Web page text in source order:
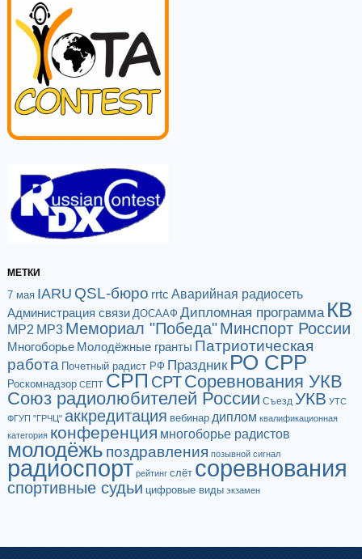
МЕТКИ
7 мая IARU QSL-бюро rrtc Аварийная радиосеть
Администрация связи ДОСААФ Дипломная программа КВ
МР2 МР3 Мемориал "Победа"Минспорт России
Многоборье Молодёжные гранты Патриотическая
работа Почетный радист РФ Праздник РО СРР
Роскомнадзор СЕПТ СРП СРТСоревнования УКВ
Союз радиолюбителей России Съезд УКВ УТС
ФГУП "ГРЧЦ" аккредитация вебинар диплом квалификационная
категория конференция многоборье радистов
молодёжь поздравления позывной сигнал
радиоспорт рейтинг слёт соревнования
спортивные судьи цифровые виды экзамен